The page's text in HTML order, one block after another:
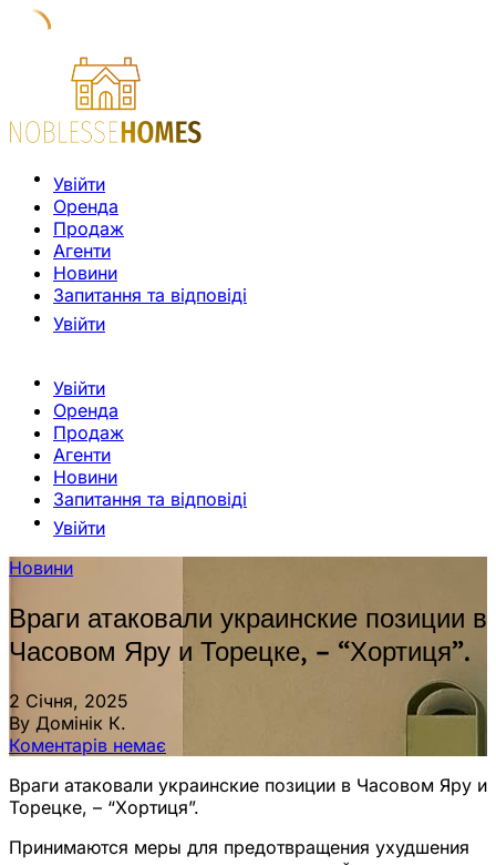
Увійти
Оренда
Продаж
Агенти
Новини
Запитання та відповіді
Увійти
Увійти
Оренда
Продаж
Агенти
Новини
Запитання та відповіді
Увійти
Новини
Враги атаковали украинские позиции в
Часовом Яру и Торецке, – “Хортиця”.
2 Січня, 2025
By Домінік К.
Коментарів немає
Враги атаковали украинские позиции в Часовом Яру и
Торецке, – “Хортиця”.
Принимаются меры для предотвращения ухудшения